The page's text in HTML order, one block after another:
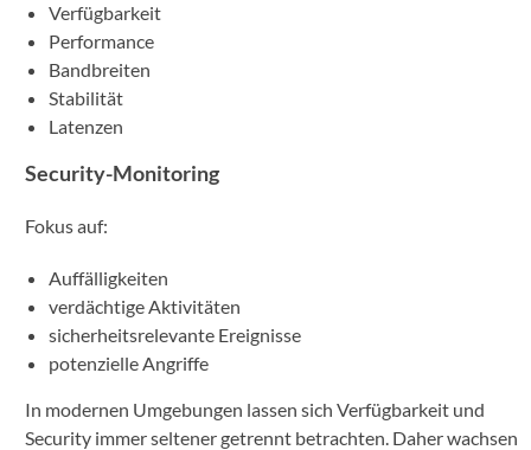
Verfügbarkeit
Performance
Bandbreiten
Stabilität
Latenzen
Security-Monitoring
Fokus auf:
Auffälligkeiten
verdächtige Aktivitäten
sicherheitsrelevante Ereignisse
potenzielle Angriffe
In modernen Umgebungen lassen sich Verfügbarkeit und
Security immer seltener getrennt betrachten. Daher wachsen